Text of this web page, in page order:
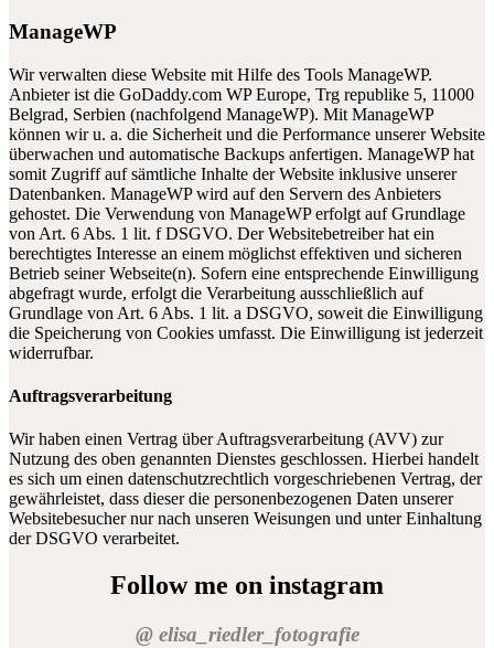
ManageWP
Wir verwalten diese Website mit Hilfe des Tools ManageWP.
Anbieter ist die GoDaddy.com WP Europe, Trg republike 5, 11000
Belgrad, Serbien (nachfolgend ManageWP). Mit ManageWP
können wir u. a. die Sicherheit und die Performance unserer Website
überwachen und automatische Backups anfertigen. ManageWP hat
somit Zugriff auf sämtliche Inhalte der Website inklusive unserer
Datenbanken. ManageWP wird auf den Servern des Anbieters
gehostet. Die Verwendung von ManageWP erfolgt auf Grundlage
von Art. 6 Abs. 1 lit. f DSGVO. Der Websitebetreiber hat ein
berechtigtes Interesse an einem möglichst effektiven und sicheren
Betrieb seiner Webseite(n). Sofern eine entsprechende Einwilligung
abgefragt wurde, erfolgt die Verarbeitung ausschließlich auf
Grundlage von Art. 6 Abs. 1 lit. a DSGVO, soweit die Einwilligung
die Speicherung von Cookies umfasst. Die Einwilligung ist jederzeit
widerrufbar.
Auftragsverarbeitung
Wir haben einen Vertrag über Auftragsverarbeitung (AVV) zur
Nutzung des oben genannten Dienstes geschlossen. Hierbei handelt
es sich um einen datenschutzrechtlich vorgeschriebenen Vertrag, der
gewährleistet, dass dieser die personenbezogenen Daten unserer
Websitebesucher nur nach unseren Weisungen und unter Einhaltung
der DSGVO verarbeitet.
Follow me on instagram
@ elisa_riedler_fotografie